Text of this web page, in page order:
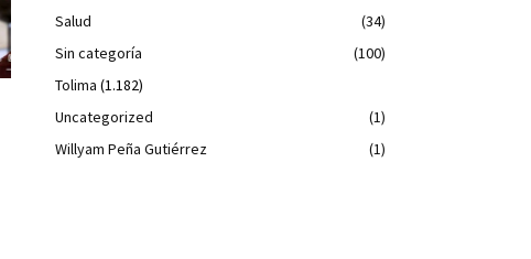
Salud
(34)
Sin categoría
(100)
Tolima (1.182)
Uncategorized
(1)
Willyam Peña Gutiérrez
(1)